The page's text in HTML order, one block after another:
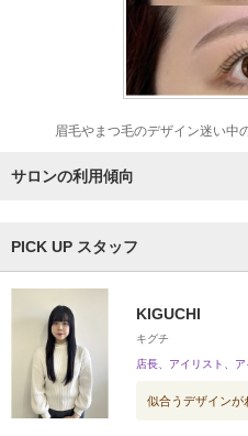
眉毛やまつ毛のデザイン迷い中
サロンの利用傾向
PICK UP スタッフ
KIGUCHI
キグチ
店長、アイリスト、
似合うデザインが